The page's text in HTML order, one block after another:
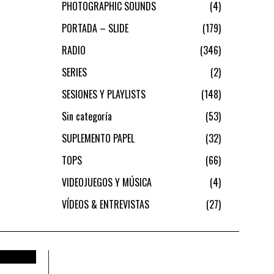
PHOTOGRAPHIC SOUNDS
4
PORTADA – SLIDE
179
RADIO
346
SERIES
2
SESIONES Y PLAYLISTS
148
Sin categoría
53
SUPLEMENTO PAPEL
32
TOPS
66
VIDEOJUEGOS Y MÚSICA
4
VÍDEOS & ENTREVISTAS
27